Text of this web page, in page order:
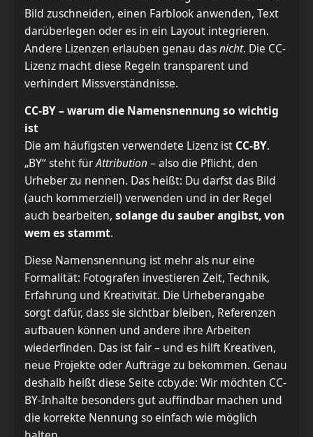
Bild zuschneiden, einen Farblook anwenden, Text
darüberlegen oder es in ein Layout integrieren.
Andere Lizenzen erlauben genau dasnicht. Die CC-
Lizenz macht diese Regeln transparent und
verhindert Missverständnisse.
CC-BY – warum die Namensnennung so wichtig
ist
Die am häufigsten verwendete Lizenz ist CC-BY.
„BY“ steht fürAttribution– also die Pflicht, den
Urheber zu nennen. Das heißt: Du darfst das Bild
(auch kommerziell) verwenden und in der Regel
auch bearbeiten, solange du sauber angibst, von
wem es stammt.
Diese Namensnennung ist mehr als nur eine
Formalität: Fotografen investieren Zeit, Technik,
Erfahrung und Kreativität. Die Urheberangabe
sorgt dafür, dass sie sichtbar bleiben, Referenzen
aufbauen können und andere ihre Arbeiten
wiederfinden. Das ist fair – und es hilft Kreativen,
neue Projekte oder Aufträge zu bekommen. Genau
deshalb heißt diese Seite ccby.de: Wir möchten CC-
BY-Inhalte besonders gut auffindbar machen und
die korrekte Nennung so einfach wie möglich